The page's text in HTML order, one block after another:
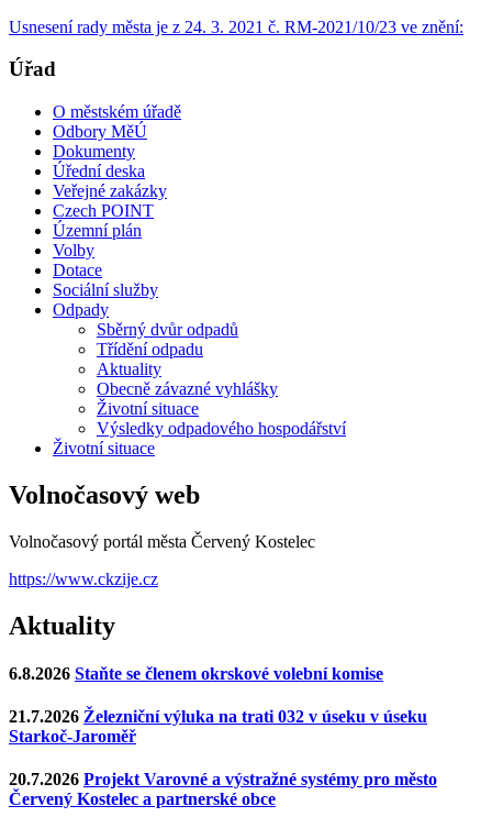
Usnesení rady města je z 24. 3. 2021 č. RM-2021/10/23 ve znění:
Úřad
O městském úřadě
Odbory MěÚ
Dokumenty
Úřední deska
Veřejné zakázky
Czech POINT
Územní plán
Volby
Dotace
Sociální služby
Odpady
Sběrný dvůr odpadů
Třídění odpadu
Aktuality
Obecně závazné vyhlášky
Životní situace
Výsledky odpadového hospodářství
Životní situace
Volnočasový web
Volnočasový portál města Červený Kostelec
https://www.ckzije.cz
Aktuality
6.8.2026 Staňte se členem okrskové volební komise
21.7.2026 Železniční výluka na trati 032 v úseku v úseku
Starkoč-Jaroměř
20.7.2026 Projekt Varovné a výstražné systémy pro město
Červený Kostelec a partnerské obce